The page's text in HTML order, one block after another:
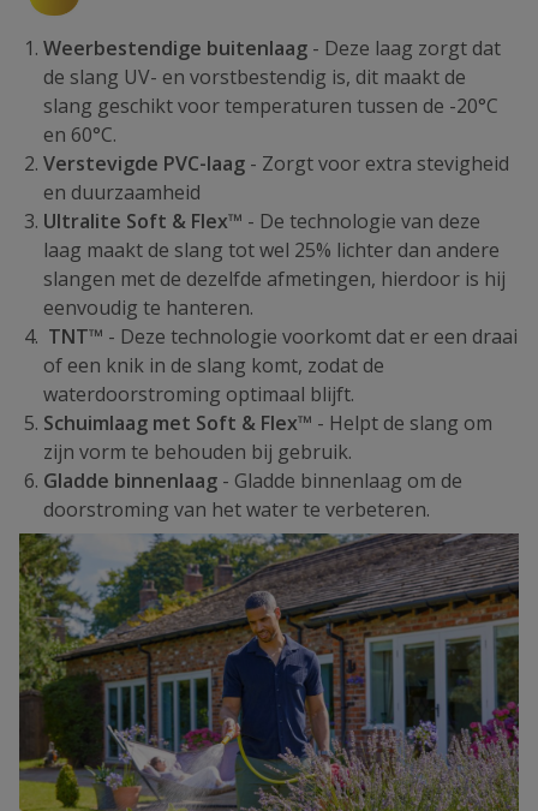
Weerbestendige buitenlaag - Deze laag zorgt dat
de slang UV- en vorstbestendig is, dit maakt de
slang geschikt voor temperaturen tussen de -20°C
en 60°C.
Verstevigde PVC-laag - Zorgt voor extra stevigheid
en duurzaamheid
Ultralite Soft & Flex™ - De technologie van deze
laag maakt de slang tot wel 25% lichter dan andere
slangen met de dezelfde afmetingen, hierdoor is hij
eenvoudig te hanteren.
TNT™ - Deze technologie voorkomt dat er een draai
of een knik in de slang komt, zodat de
waterdoorstroming optimaal blijft.
Schuimlaag met Soft & Flex™ - Helpt de slang om
zijn vorm te behouden bij gebruik.
Gladde binnenlaag - Gladde binnenlaag om de
doorstroming van het water te verbeteren.